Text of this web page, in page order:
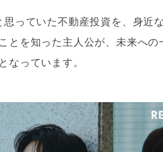
っていた不動産投資を、身近
とを知った主人公が、未来への
なっています。